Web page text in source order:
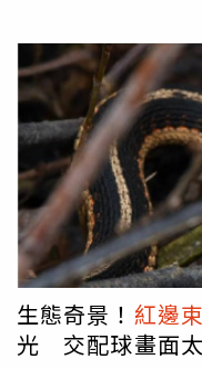
生態奇景！ 紅邊
光 交配球畫面